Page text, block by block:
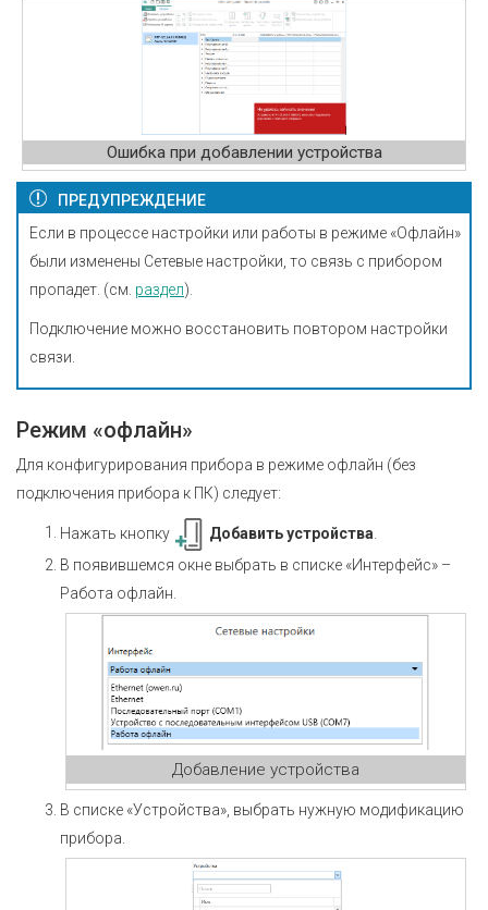
Ошибка при добавлении устройства
ПРЕДУПРЕЖДЕНИЕ
Если в процессе настройки или работы в режиме «Офлайн»
были изменены Сетевые настройки, то связь с прибором
пропадет. (см. раздел).
Подключение можно восстановить повтором настройки
связи.
Режим «офлайн»
Для конфигурирования прибора в режиме офлайн (без
подключения прибора к ПК) следует:
Нажать кнопку Добавить устройства
В появившемся окне выбрать в списке «Интерфейс» –
Работа офлайн.
Добавление устройства
В списке «Устройства», выбрать нужную модификацию
прибора.